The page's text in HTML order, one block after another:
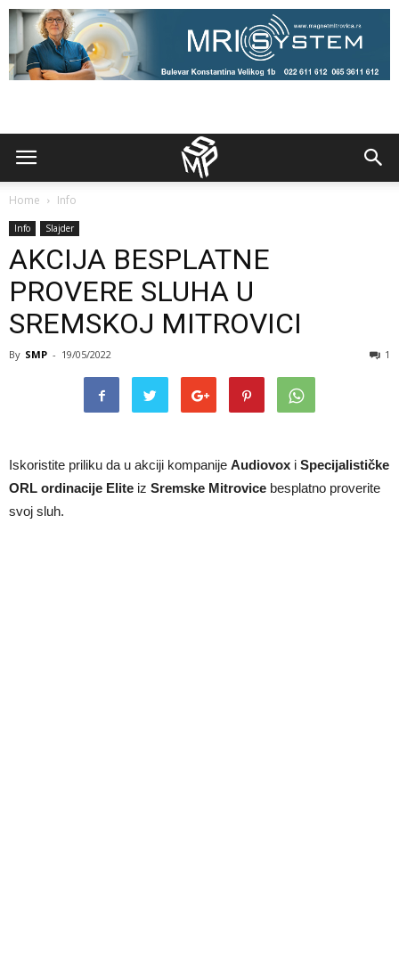
Home Info
Info Slajder
AKCIJA BESPLATNE
PROVERE SLUHA U
SREMSKOJ MITROVICI
By SMP - 19/05/2022 1
Iskoristite priliku da u akciji kompanije Audiovox i Specijalističke
ORL ordinacije Elite iz Sremske Mitrovice besplatno proverite
svoj sluh.